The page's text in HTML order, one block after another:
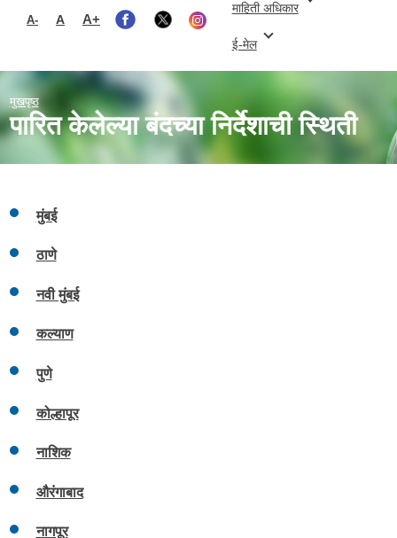
A- A A+
माहिती अधिकार
ई-मेल
मुखपृष्ठ
पारित केलेल्या बंदच्या निर्देशाची स्थिती
मुंबई
ठाणे
नवी मुंबई
कल्याण
पुणे
कोल्हापूर
नाशिक
औरंगाबाद
नागपूर